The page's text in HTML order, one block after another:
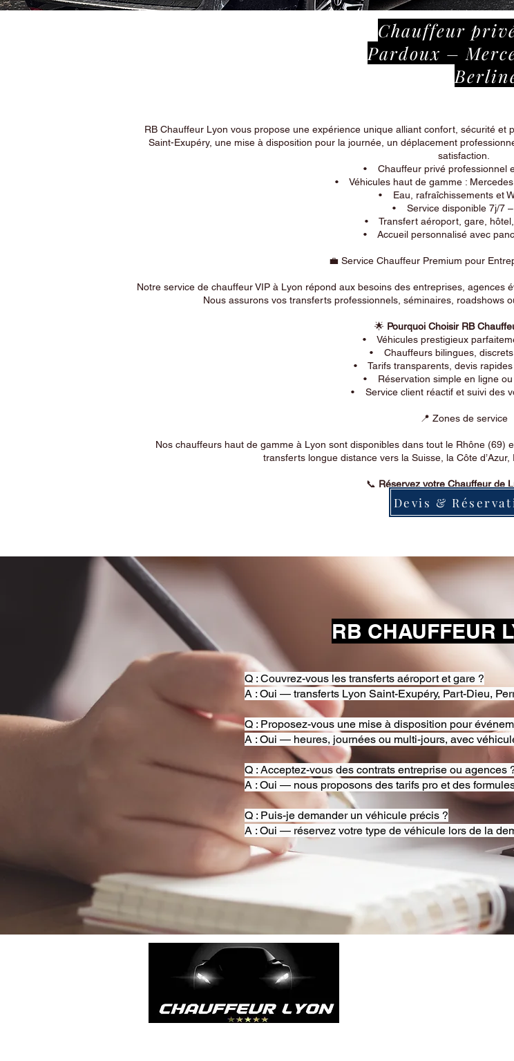
Chauffeur
Pardoux –
RB Chauffeur Lyon vous propose une expérience unique alliant confort, sécurité et
Saint-Exupéry, une mise à disposition pour la journée, un déplacement
satisfaction.
• Chauffeur privé professionnel
• Véhicules haut de gamme : Mercedes
• Eau, rafraîchissements et
• Service disponible 7j/7 –
• Transfert aéroport, gare, hôtel,
• Accueil personnalisé avec
💼 Service Chauffeur Premium pour
Notre service de chauffeur VIP à Lyon répond aux besoins des entreprises, agences
Nous assurons vos transferts professionnels, séminaires, roadshows
🌟 Pourquoi Choisir RB
• Véhicules prestigieux
• Chauffeurs bilingues, discrets
• Tarifs transparents, devis rapides
• Réservation simple en ligne ou
• Service client réactif et suivi des
📍 Zones de service
Nos chauffeurs haut de gamme à Lyon sont disponibles dans tout le Rhône (69)
transferts longue distance vers la Suisse, la Côte
📞 Réservez votre Chauffeur de
Devis &
RB CHAUFFEUR
Q : Couvrez-vous les transferts aéroport et gare ?
A : Oui — transferts Lyon Saint-Exupéry, Part-Dieu,
Q : Proposez-vous une mise à disposition pour
A : Oui — heures, journées ou multi-jours, avec
Q : Acceptez-vous des contrats entreprise ou agences
A : Oui — nous proposons des tarifs pro et des
Q : Puis-je demander un véhicule précis ?
A : Oui — réservez votre type de véhicule lors de la